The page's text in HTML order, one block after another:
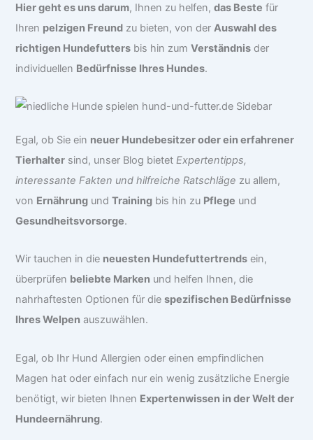
Hier geht es uns darum, Ihnen zu helfen,das Beste für
Ihren pelzigen Freund zu bieten, von derAuswahl des
richtigen Hundefutters bis hin zumVerständnis der
individuellen Bedürfnisse Ihres Hundes.
Egal, ob Sie ein neuer Hundebesitzer oder ein erfahrener
Tierhalter sind, unser Blog bietetExpertentipps,
interessante Fakten und hilfreiche Ratschläge zu allem,
von Ernährung undTraining bis hin zu Pflege und
Gesundheitsvorsorge.
Wir tauchen in die neuesten Hundefuttertrends ein,
überprüfen beliebte Marken und helfen Ihnen, die
nahrhaftesten Optionen für diespezifischen Bedürfnisse
Ihres Welpen auszuwählen.
Egal, ob Ihr Hund Allergien oder einen empfindlichen
Magen hat oder einfach nur ein wenig zusätzliche Energie
benötigt, wir bieten Ihnen Expertenwissen in der Welt der
Hundeernährung.